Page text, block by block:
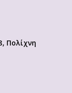
Πολίχνη